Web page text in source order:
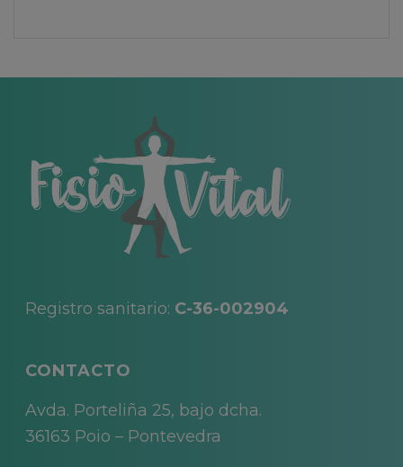
Registro sanitario: C-36-002904
CONTACTO
Avda. Porteliña 25, bajo dcha.
36163 Poio – Pontevedra